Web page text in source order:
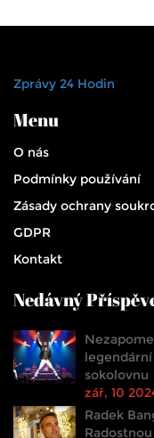
Zprávy 24 Hodin
Menu
O nás
Podmínky používání
Zásady ochrany
GDPR
Kontakt
Nedávný
sokolovnu
zář, 10
Radek